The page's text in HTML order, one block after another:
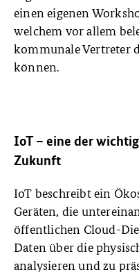
einen eigenen
welchem vor allem
kommunale Vertreter
können.
IoT – eine der
Zukunft
IoT beschreibt ein
Geräten, die
öffentlichen Cloud-
Daten über die
analysieren und zu